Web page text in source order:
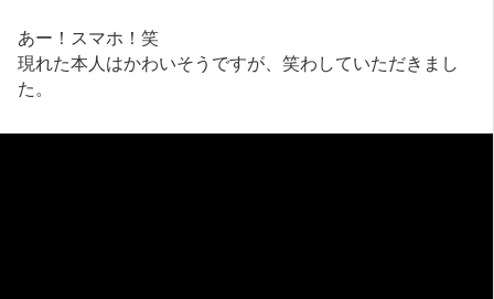
あー！スマホ！笑
現れた本人はかわいそうですが、笑わしていただきまし
た。